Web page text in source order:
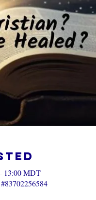
13:00 MDT